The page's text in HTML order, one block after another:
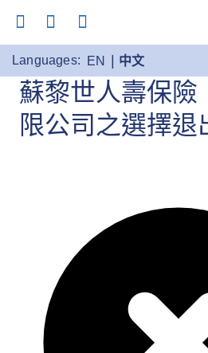
Languages: EN 中文
蘇黎世人壽保險
限公司之選擇退